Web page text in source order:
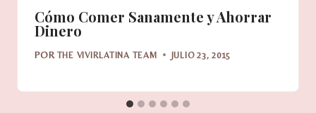
Cómo Comer Sanamente y Ahorrar
Dinero
POR THE VIVIRLATINA TEAM JULIO 23, 2015